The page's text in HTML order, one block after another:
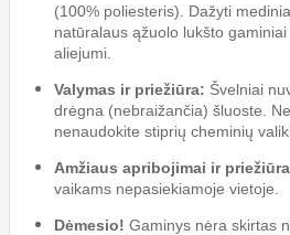
(100% poliesteris). Dažyti
natūralaus ąžuolo lukšto
aliejumi.
Valymas ir priežiūra: Švelniai
drėgna (nebraižančia) šluoste.
nenaudokite stiprių cheminių
Amžiaus apribojimai ir
vaikams nepasiekiamoje vietoje.
Dėmesio! Gaminys nėra skirtas